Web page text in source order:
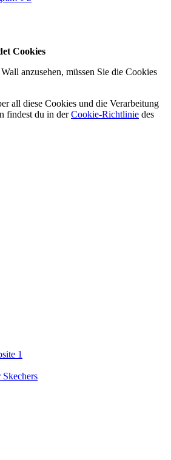
Cookies
anzusehen, müssen Sie die Cookies
all diese Cookies und die Verarbeitung
findest du in derCookie-Richtlinie des